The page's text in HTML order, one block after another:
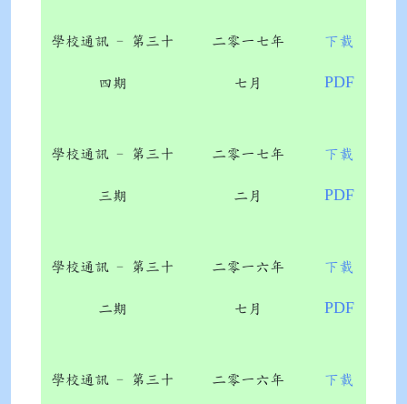
學校通訊 - 第三十
四期
二零一七年
七月
下載
PDF
學校通訊 - 第三十
三期
二零一七年
二月
下載
PDF
學校通訊 - 第三十
二期
二零一六年
七月
下載
PDF
學校通訊 - 第三十 二零一六年 下載